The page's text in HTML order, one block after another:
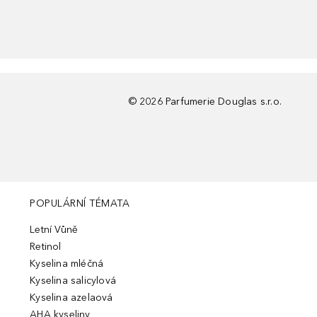
© 2026 Parfumerie Douglas s.r.o.
POPULÁRNÍ TÉMATA
Letní Vůně
Retinol
Kyselina mléčná
Kyselina salicylová
Kyselina azelaová
AHA kyseliny